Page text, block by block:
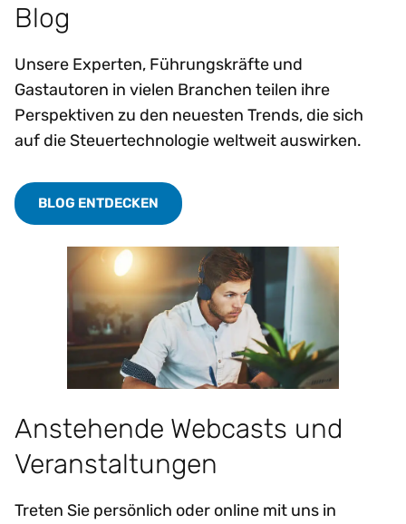
Blog
Unsere Experten, Führungskräfte und
Gastautoren in vielen Branchen teilen ihre
Perspektiven zu den neuesten Trends, die sich
auf die Steuertechnologie weltweit auswirken.
BLOG ENTDECKEN
Anstehende Webcasts und
Veranstaltungen
Treten Sie persönlich oder online mit uns in